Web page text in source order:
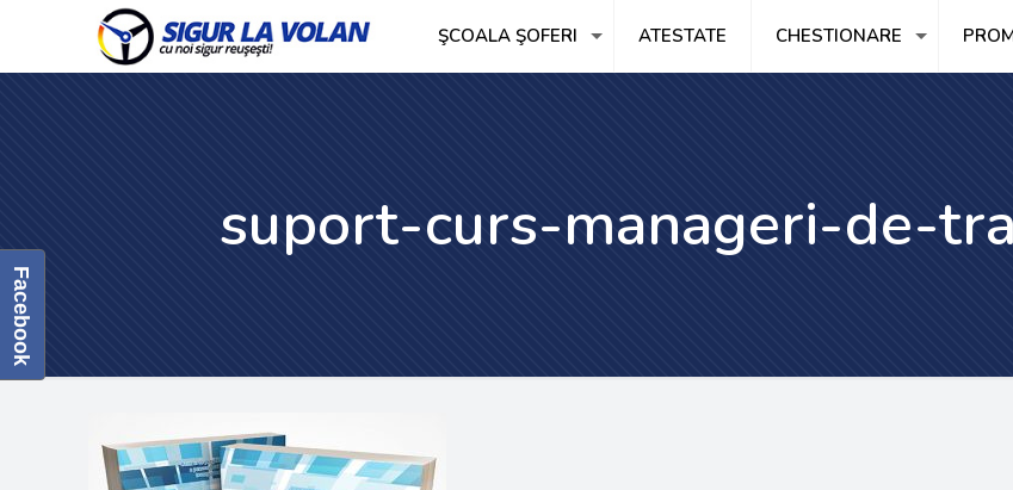
ŞCOALA ŞOFERI ATESTATE CHESTIONARE
suport-curs-manageri-de-
Facebook